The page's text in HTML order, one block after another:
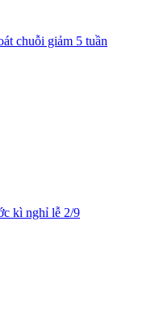
chuỗi giảm 5 tuần
kì nghỉ lễ 2/9